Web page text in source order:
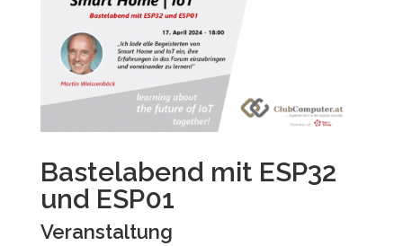
Bastelabend mit ESP32
und ESP01
Veranstaltung